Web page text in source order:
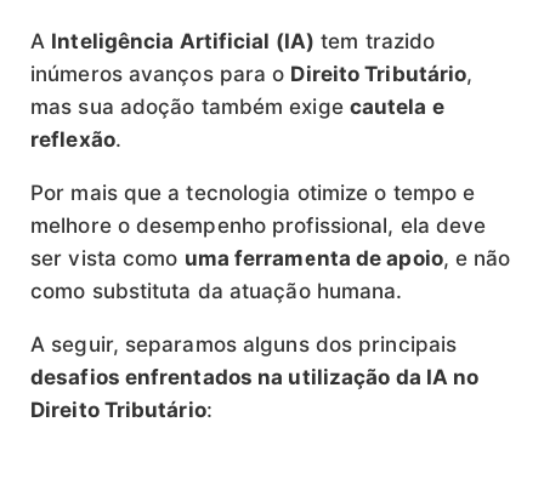
A Inteligência Artificial (IA) tem trazido
inúmeros avanços para o Direito Tributário,
mas sua adoção também exige cautela e
reflexão.
Por mais que a tecnologia otimize o tempo e
melhore o desempenho profissional, ela deve
ser vista como uma ferramenta de apoio, e não
como substituta da atuação humana.
A seguir, separamos alguns dos principais
desafios enfrentados na utilização da IA no
Direito Tributário: